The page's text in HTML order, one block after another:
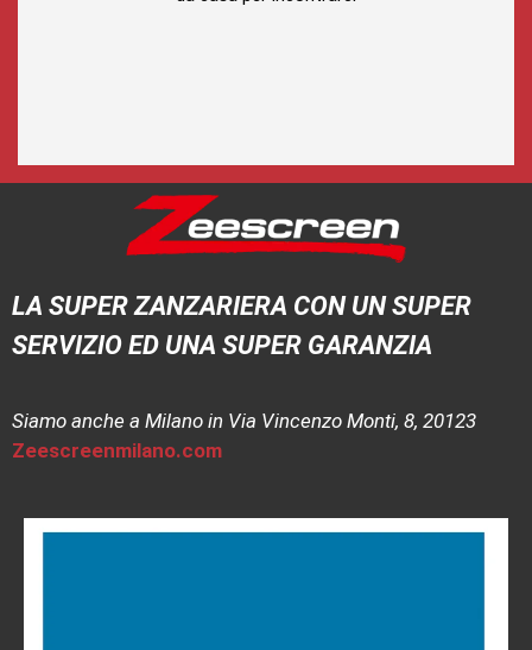
LA SUPER ZANZARIERA CON UN SUPER
SERVIZIO ED UNA SUPER GARANZIA
Siamo anche a Milano in Via Vincenzo Monti, 8, 20123
Zeescreenmilano.com